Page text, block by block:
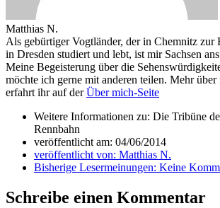
Matthias N.
Als gebürtiger Vogtländer, der in Chemnitz zur
in Dresden studiert und lebt, ist mir Sachsen
Meine Begeisterung über die
möchte ich gerne mit anderen teilen. Mehr
erfahrt ihr auf derÜber mich-Seite
Weitere Informationen zu: Die Tribüne
Rennbahn
veröffentlicht am: 04/06/2014
veröffentlicht von: Matthias N.
Bisherige Lesermeinungen: Keine
Schreibe einen Kommentar